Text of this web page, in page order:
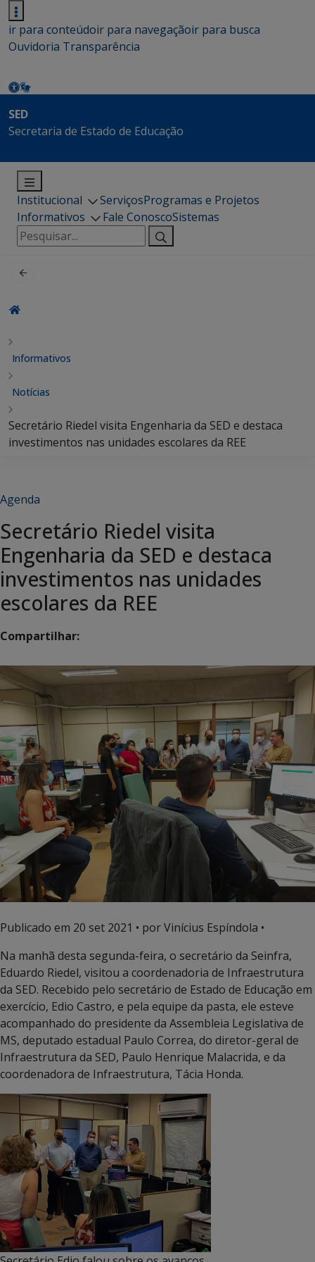
ir para conteúdoir para navegaçãoir para busca
Ouvidoria Transparência
SED
Secretaria de Estado de Educação
Institucional ServiçosProgramas e Projetos
Informativos
Fale ConoscoSistemas
Pesquisar
por:
Informativos
Notícias
Secretário Riedel visita Engenharia da SED e destaca
investimentos nas unidades escolares da REE
Agenda
Secretário Riedel visita
Engenharia da SED e destaca
investimentos nas unidades
escolares da REE
Compartilhar:
Publicado em 20 set 2021 • por Vinícius Espíndola •
Na manhã desta segunda-feira, o secretário da Seinfra,
Eduardo Riedel, visitou a coordenadoria de Infraestrutura
da SED. Recebido pelo secretário de Estado de Educação em
exercício, Edio Castro, e pela equipe da pasta, ele esteve
acompanhado do presidente da Assembleia Legislativa de
MS, deputado estadual Paulo Correa, do diretor-geral de
Infraestrutura da SED, Paulo Henrique Malacrida, e da
coordenadora de Infraestrutura, Tácia Honda.